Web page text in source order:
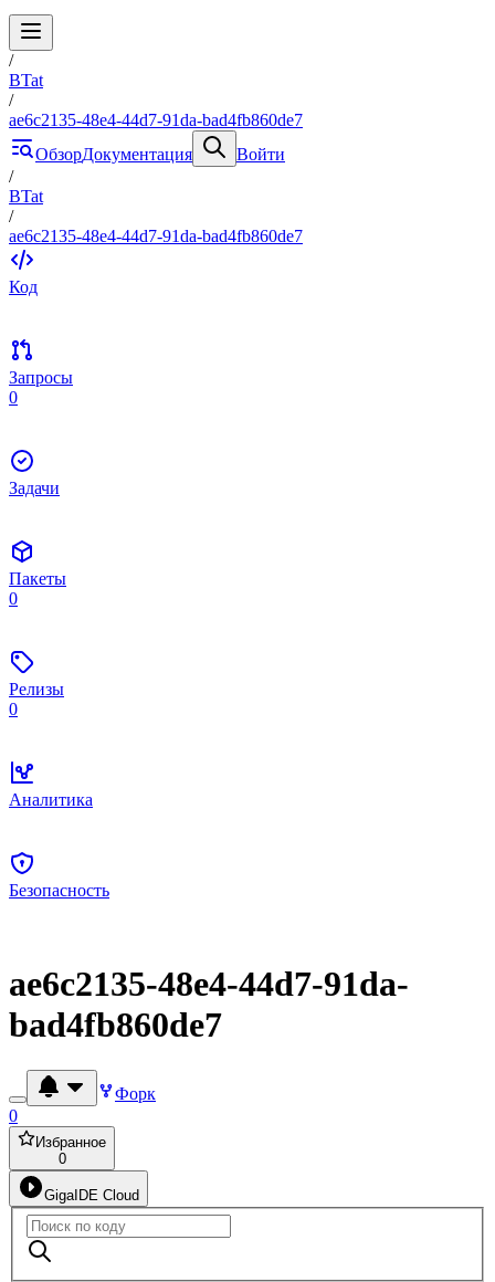
/
BTat
/
ae6c2135-48e4-44d7-91da-bad4fb860de7
ОбзорДокументация
Войти
/
BTat
/
ae6c2135-48e4-44d7-91da-bad4fb860de7
Код
Запросы
0
Задачи
Пакеты
0
Релизы
0
Аналитика
Безопасность
ae6c2135-48e4-44d7-91da-
bad4fb860de7
Форк
0
Избранное
0
GigaIDE Cloud